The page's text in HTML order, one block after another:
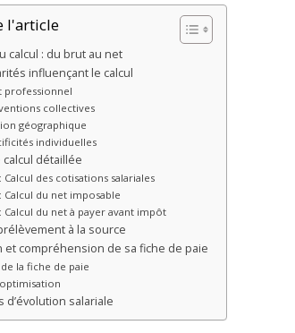
l'article
calcul : du brut au net
influençant le calcul
professionnel
collectives
géographique
individuelles
détaillée
Calcul des cotisations salariales
Calcul du net imposable
Calcul du net à payer avant impôt
à la source
et compréhension de sa fiche de paie
la fiche de paie
d’évolution salariale